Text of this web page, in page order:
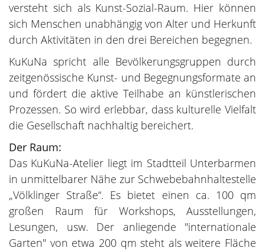
versteht sich als Kunst-Sozial-Raum. Hier können
sich Menschen unabhängig von Alter und Herkunft
durch Aktivitäten in den drei Bereichen begegnen.
KuKuNa spricht alle Bevölkerungsgruppen durch
zeitgenössische Kunst- und Begegnungsformate an
und fördert die aktive Teilhabe an künstlerischen
Prozessen. So wird erlebbar, dass kulturelle Vielfalt
die Gesellschaft nachhaltig bereichert.
Der Raum:
Das KuKuNa-Atelier liegt im Stadtteil Unterbarmen
in unmittelbarer Nähe zur Schwebebahnhaltestelle
„Völklinger Straße“. Es bietet einen ca. 100 qm
großen Raum für Workshops, Ausstellungen,
Lesungen, usw. Der anliegende "internationale
Garten" von etwa 200 qm steht als weitere Fläche